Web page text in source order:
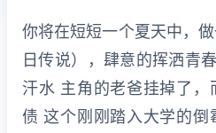
你将在短短一个夏天中，
日传说），肆意的挥洒青
汗水 主角的老爸挂掉了，
债 这个刚刚踏入大学的倒